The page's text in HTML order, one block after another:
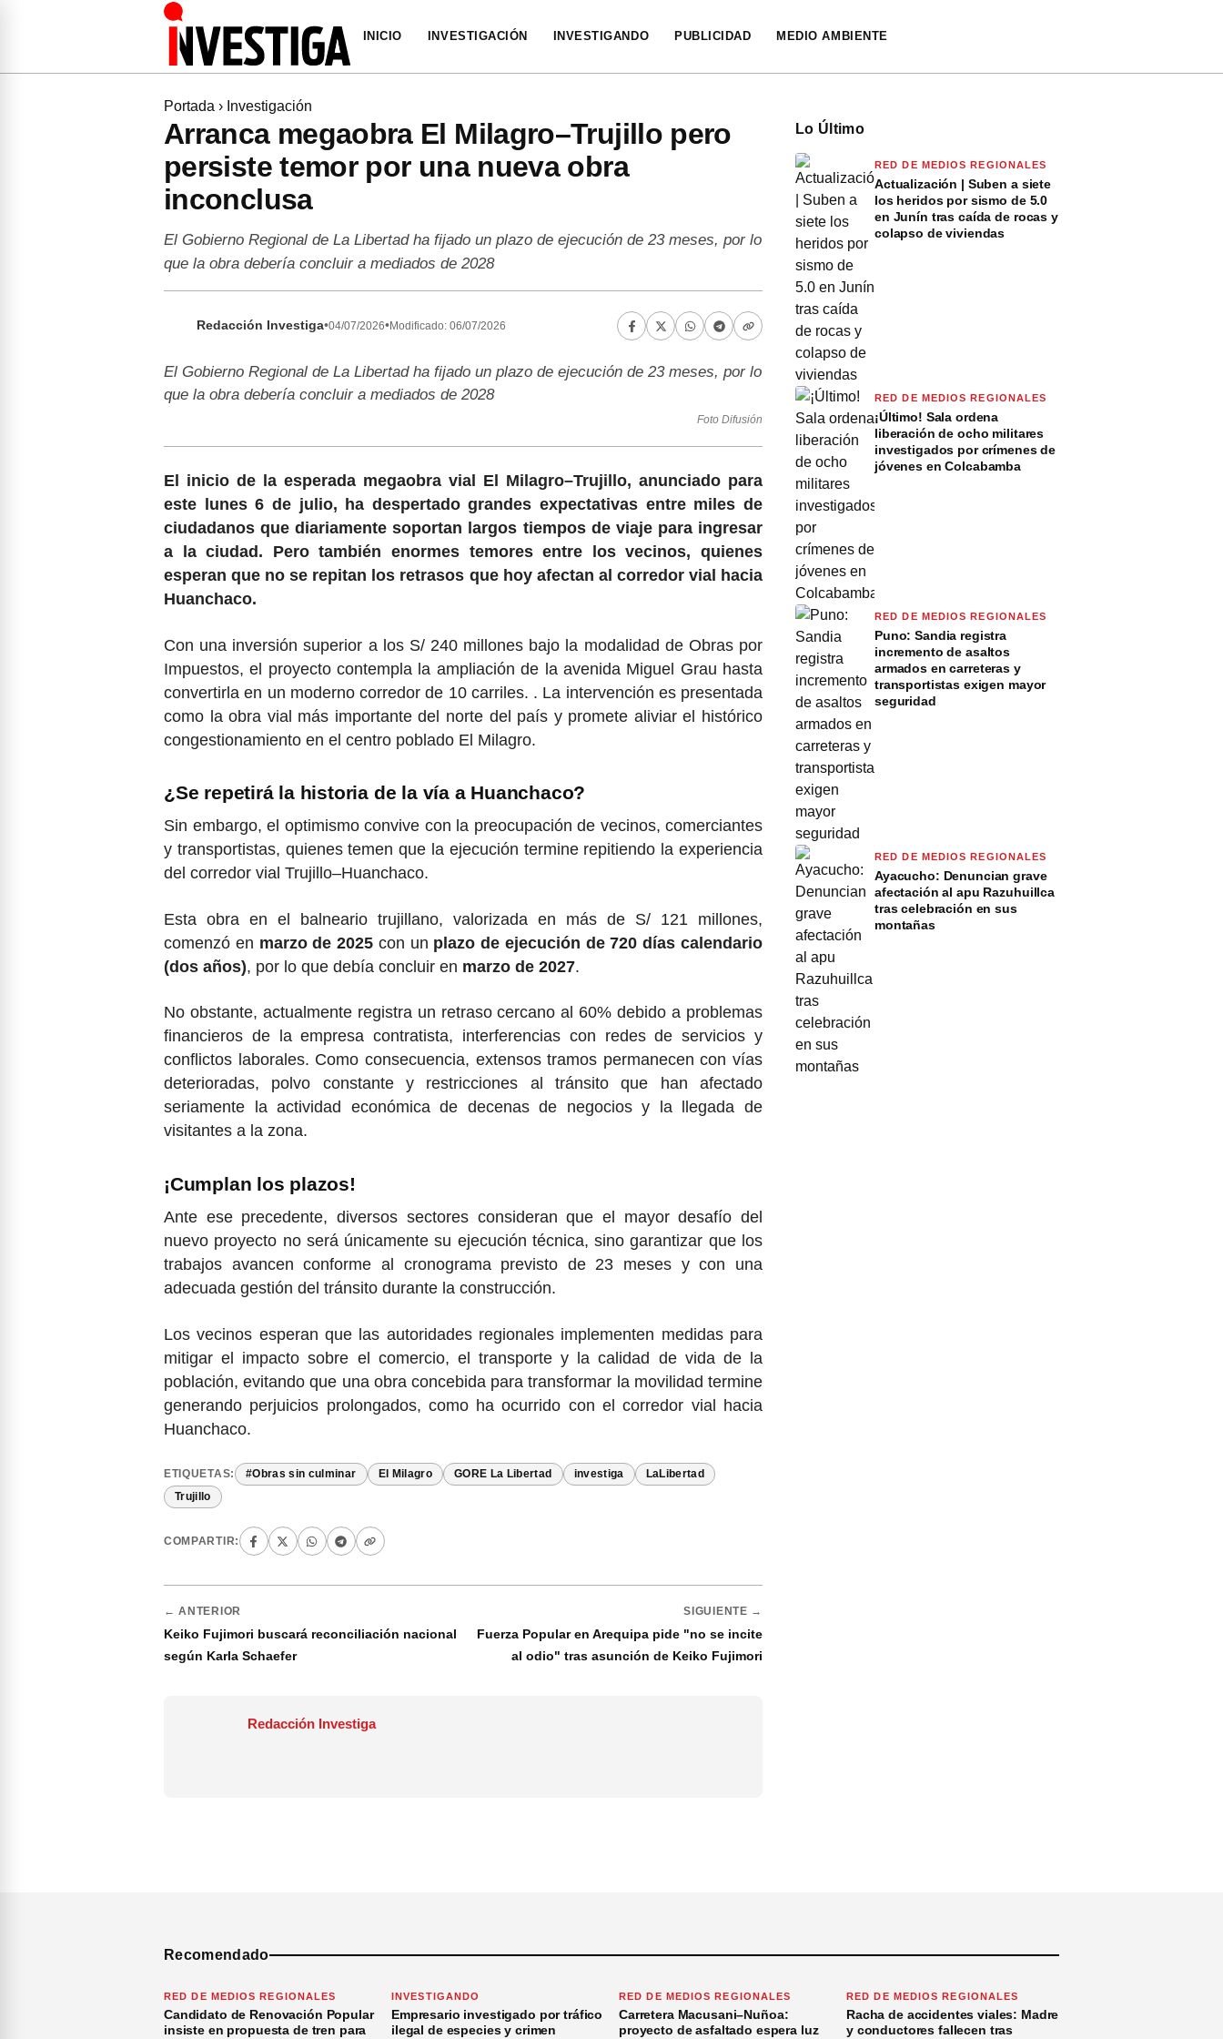
INICIO INVESTIGACIÓN INVESTIGANDO PUBLICIDAD MEDIO AMBIENTE
Portada › Investigación
Arranca megaobra El Milagro–Trujillo pero
persiste temor por una nueva obra
inconclusa
El Gobierno Regional de La Libertad ha fijado un plazo de ejecución de 23 meses, por lo
que la obra debería concluir a mediados de 2028
Redacción Investiga•04/07/2026•Modificado: 06/07/2026
El Gobierno Regional de La Libertad ha fijado un plazo de ejecución de 23 meses, por lo
que la obra debería concluir a mediados de 2028
Foto Difusión
El inicio de la esperada megaobra vial El Milagro–Trujillo, anunciado para
este lunes 6 de julio, ha despertado grandes expectativas entre miles de
ciudadanos que diariamente soportan largos tiempos de viaje para ingresar
a la ciudad. Pero también enormes temores entre los vecinos, quienes
esperan que no se repitan los retrasos que hoy afectan al corredor vial hacia
Huanchaco.
Con una inversión superior a los S/ 240 millones bajo la modalidad de Obras por
Impuestos, el proyecto contempla la ampliación de la avenida Miguel Grau hasta
convertirla en un moderno corredor de 10 carriles. . La intervención es presentada
como la obra vial más importante del norte del país y promete aliviar el histórico
congestionamiento en el centro poblado El Milagro.
¿Se repetirá la historia de la vía a Huanchaco?
Sin embargo, el optimismo convive con la preocupación de vecinos, comerciantes
y transportistas, quienes temen que la ejecución termine repitiendo la experiencia
del corredor vial Trujillo–Huanchaco.
Esta obra en el balneario trujillano, valorizada en más de S/ 121 millones,
comenzó en marzo de 2025 con un plazo de ejecución de 720 días calendario
(dos años), por lo que debía concluir en marzo de 2027.
No obstante, actualmente registra un retraso cercano al 60% debido a problemas
financieros de la empresa contratista, interferencias con redes de servicios y
conflictos laborales. Como consecuencia, extensos tramos permanecen con vías
deterioradas, polvo constante y restricciones al tránsito que han afectado
seriamente la actividad económica de decenas de negocios y la llegada de
visitantes a la zona.
¡Cumplan los plazos!
Ante ese precedente, diversos sectores consideran que el mayor desafío del
nuevo proyecto no será únicamente su ejecución técnica, sino garantizar que los
trabajos avancen conforme al cronograma previsto de 23 meses y con una
adecuada gestión del tránsito durante la construcción.
Los vecinos esperan que las autoridades regionales implementen medidas para
mitigar el impacto sobre el comercio, el transporte y la calidad de vida de la
población, evitando que una obra concebida para transformar la movilidad termine
generando perjuicios prolongados, como ha ocurrido con el corredor vial hacia
Huanchaco.
ETIQUETAS: #Obras sin culminar El Milagro GORE La Libertad investiga LaLibertad
Trujillo
COMPARTIR:
← ANTERIOR
Keiko Fujimori buscará reconciliación nacional
según Karla Schaefer
SIGUIENTE →
Fuerza Popular en Arequipa pide "no se incite
al odio" tras asunción de Keiko Fujimori
Redacción Investiga
Lo Último
RED DE MEDIOS REGIONALES
Actualización | Suben a siete
los heridos por sismo de 5.0
en Junín tras caída de rocas y
colapso de viviendas
RED DE MEDIOS REGIONALES
¡Último! Sala ordena
liberación de ocho militares
investigados por crímenes de
jóvenes en Colcabamba
RED DE MEDIOS REGIONALES
Puno: Sandia registra
incremento de asaltos
armados en carreteras y
transportistas exigen mayor
seguridad
RED DE MEDIOS REGIONALES
Ayacucho: Denuncian grave
afectación al apu Razuhuillca
tras celebración en sus
montañas
Recomendado
RED DE MEDIOS REGIONALES
Candidato de Renovación Popular
insiste en propuesta de tren para
INVESTIGANDO
Empresario investigado por tráfico
ilegal de especies y crimen
RED DE MEDIOS REGIONALES
Carretera Macusani–Nuñoa:
proyecto de asfaltado espera luz
RED DE MEDIOS REGIONALES
Racha de accidentes viales: Madre
y conductores fallecen tras